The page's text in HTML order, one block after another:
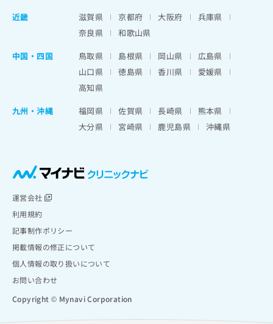
近畿
滋賀県 京都府 大阪府
兵庫県
奈良県
和歌山県
中国・四国
鳥取県 島根県 岡山県
広島県
山口県
徳島県 香川県
愛媛県
高知県
九州・沖縄
福岡県 佐賀県 長崎県
熊本県
大分県
宮崎県 鹿児島県 沖縄県
運営会社
利用規約
記事制作ポリシー
掲載情報の修正について
個人情報の取り扱いについて
お問い合わせ
Copyright © Mynavi Corporation